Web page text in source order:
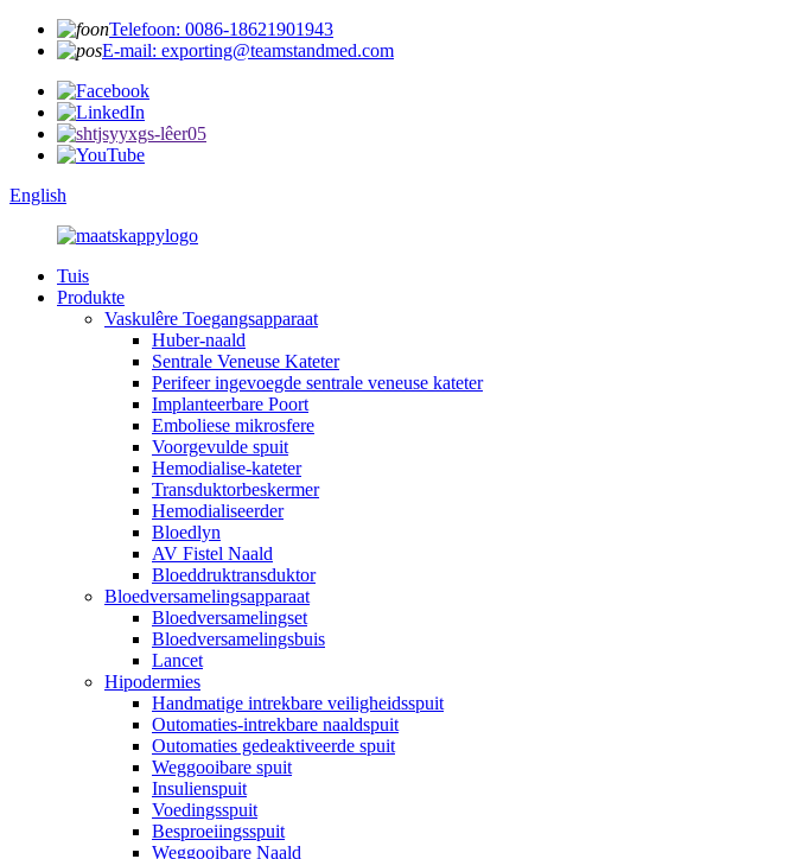
Telefoon: 0086-18621901943
E-mail: exporting@teamstandmed.com
English
Tuis
Produkte
Vaskulêre Toegangsapparaat
Huber-naald
Sentrale Veneuse Kateter
Perifeer ingevoegde sentrale veneuse kateter
Implanteerbare Poort
Emboliese mikrosfere
Voorgevulde spuit
Hemodialise-kateter
Transduktorbeskermer
Hemodialiseerder
Bloedlyn
AV Fistel Naald
Bloeddruktransduktor
Bloedversamelingsapparaat
Bloedversamelingset
Bloedversamelingsbuis
Lancet
Hipodermies
Handmatige intrekbare veiligheidsspuit
Outomaties-intrekbare naaldspuit
Outomaties gedeaktiveerde spuit
Weggooibare spuit
Insulienspuit
Voedingsspuit
Besproeiingsspuit
Weggooibare Naald